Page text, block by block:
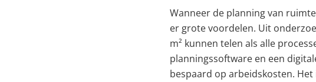
Wanneer de planning van
er grote voordelen. Uit
m² kunnen telen als alle
planningssoftware en een
bespaard op arbeidskosten.